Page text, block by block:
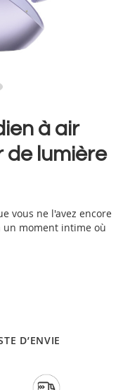
à air
de lumière
vous ne l'avez encore
un moment intime où
D’ENVIE